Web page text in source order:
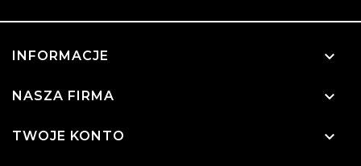
INFORMACJE 
NASZA FIRMA 
TWOJE KONTO 